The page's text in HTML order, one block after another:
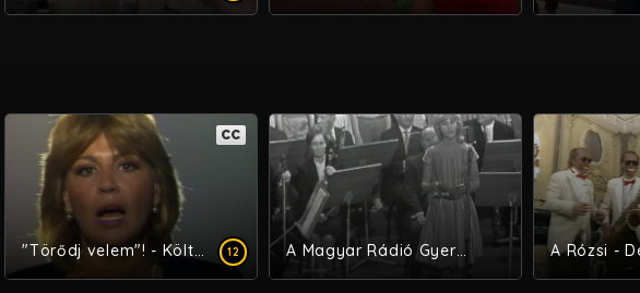
12
CC
A Magyar Rádió Gyermekkórusa énekel